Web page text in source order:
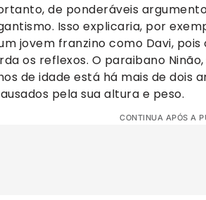
de ponderáveis
Isso explicaria, por
jovem franzino como Davi,
os reflexos. O paraibano
de idade está há mais de dois
pela sua altura e peso.
CONTINUA APÓS A